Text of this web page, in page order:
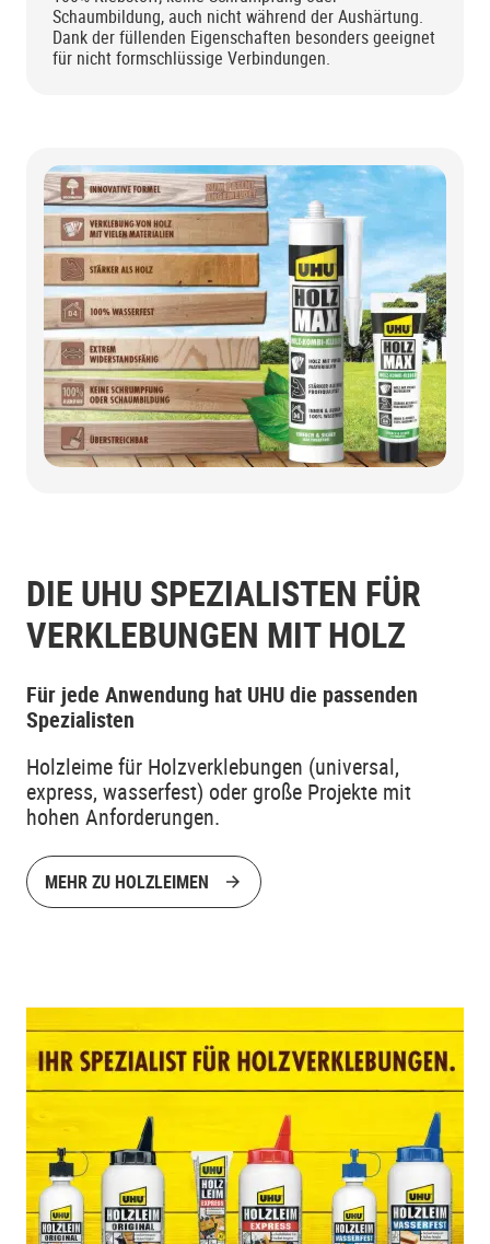
Schaumbildung, auch nicht während der Aushärtung.
Dank der füllenden Eigenschaften besonders geeignet
für nicht formschlüssige Verbindungen.
DIE UHU SPEZIALISTEN FÜR
VERKLEBUNGEN MIT HOLZ
Für jede Anwendung hat UHU die passenden
Spezialisten
Holzleime für Holzverklebungen (universal,
express, wasserfest) oder große Projekte mit
hohen Anforderungen.
MEHR ZU HOLZLEIMEN